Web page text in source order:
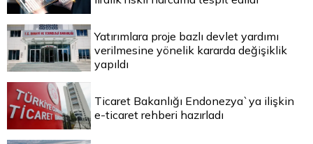
Yatırımlara proje bazlı devlet yardımı
verilmesine yönelik kararda değişiklik
yapıldı
Ticaret Bakanlığı Endonezya`ya ilişkin
e-ticaret rehberi hazırladı